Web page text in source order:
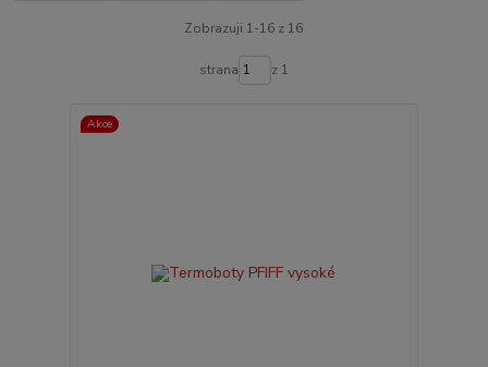
Zobrazuji 1-16 z 16
strana z 1
Akce